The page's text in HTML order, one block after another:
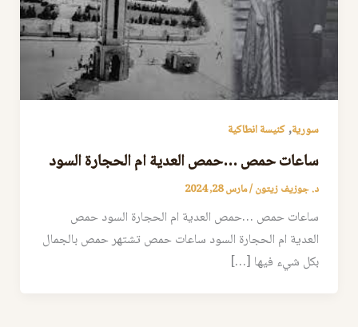
سورية,كنيسة انطاكية
ساعات حمص …حمص العدية ام الحجارة السود
د. جوزيف زيتون/مارس 28, 2024
ساعات حمص …حمص العدية ام الحجارة السود حمص
العدية ام الحجارة السود ساعات حمص تشتهر حمص بالجمال
بكل شيء فيها […]